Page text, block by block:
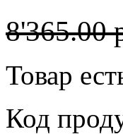
8'365.00
Товар
Код